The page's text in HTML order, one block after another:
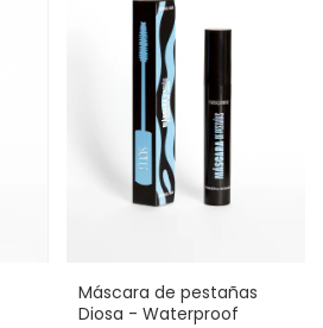
Máscara de pestañas
Diosa - Waterproof